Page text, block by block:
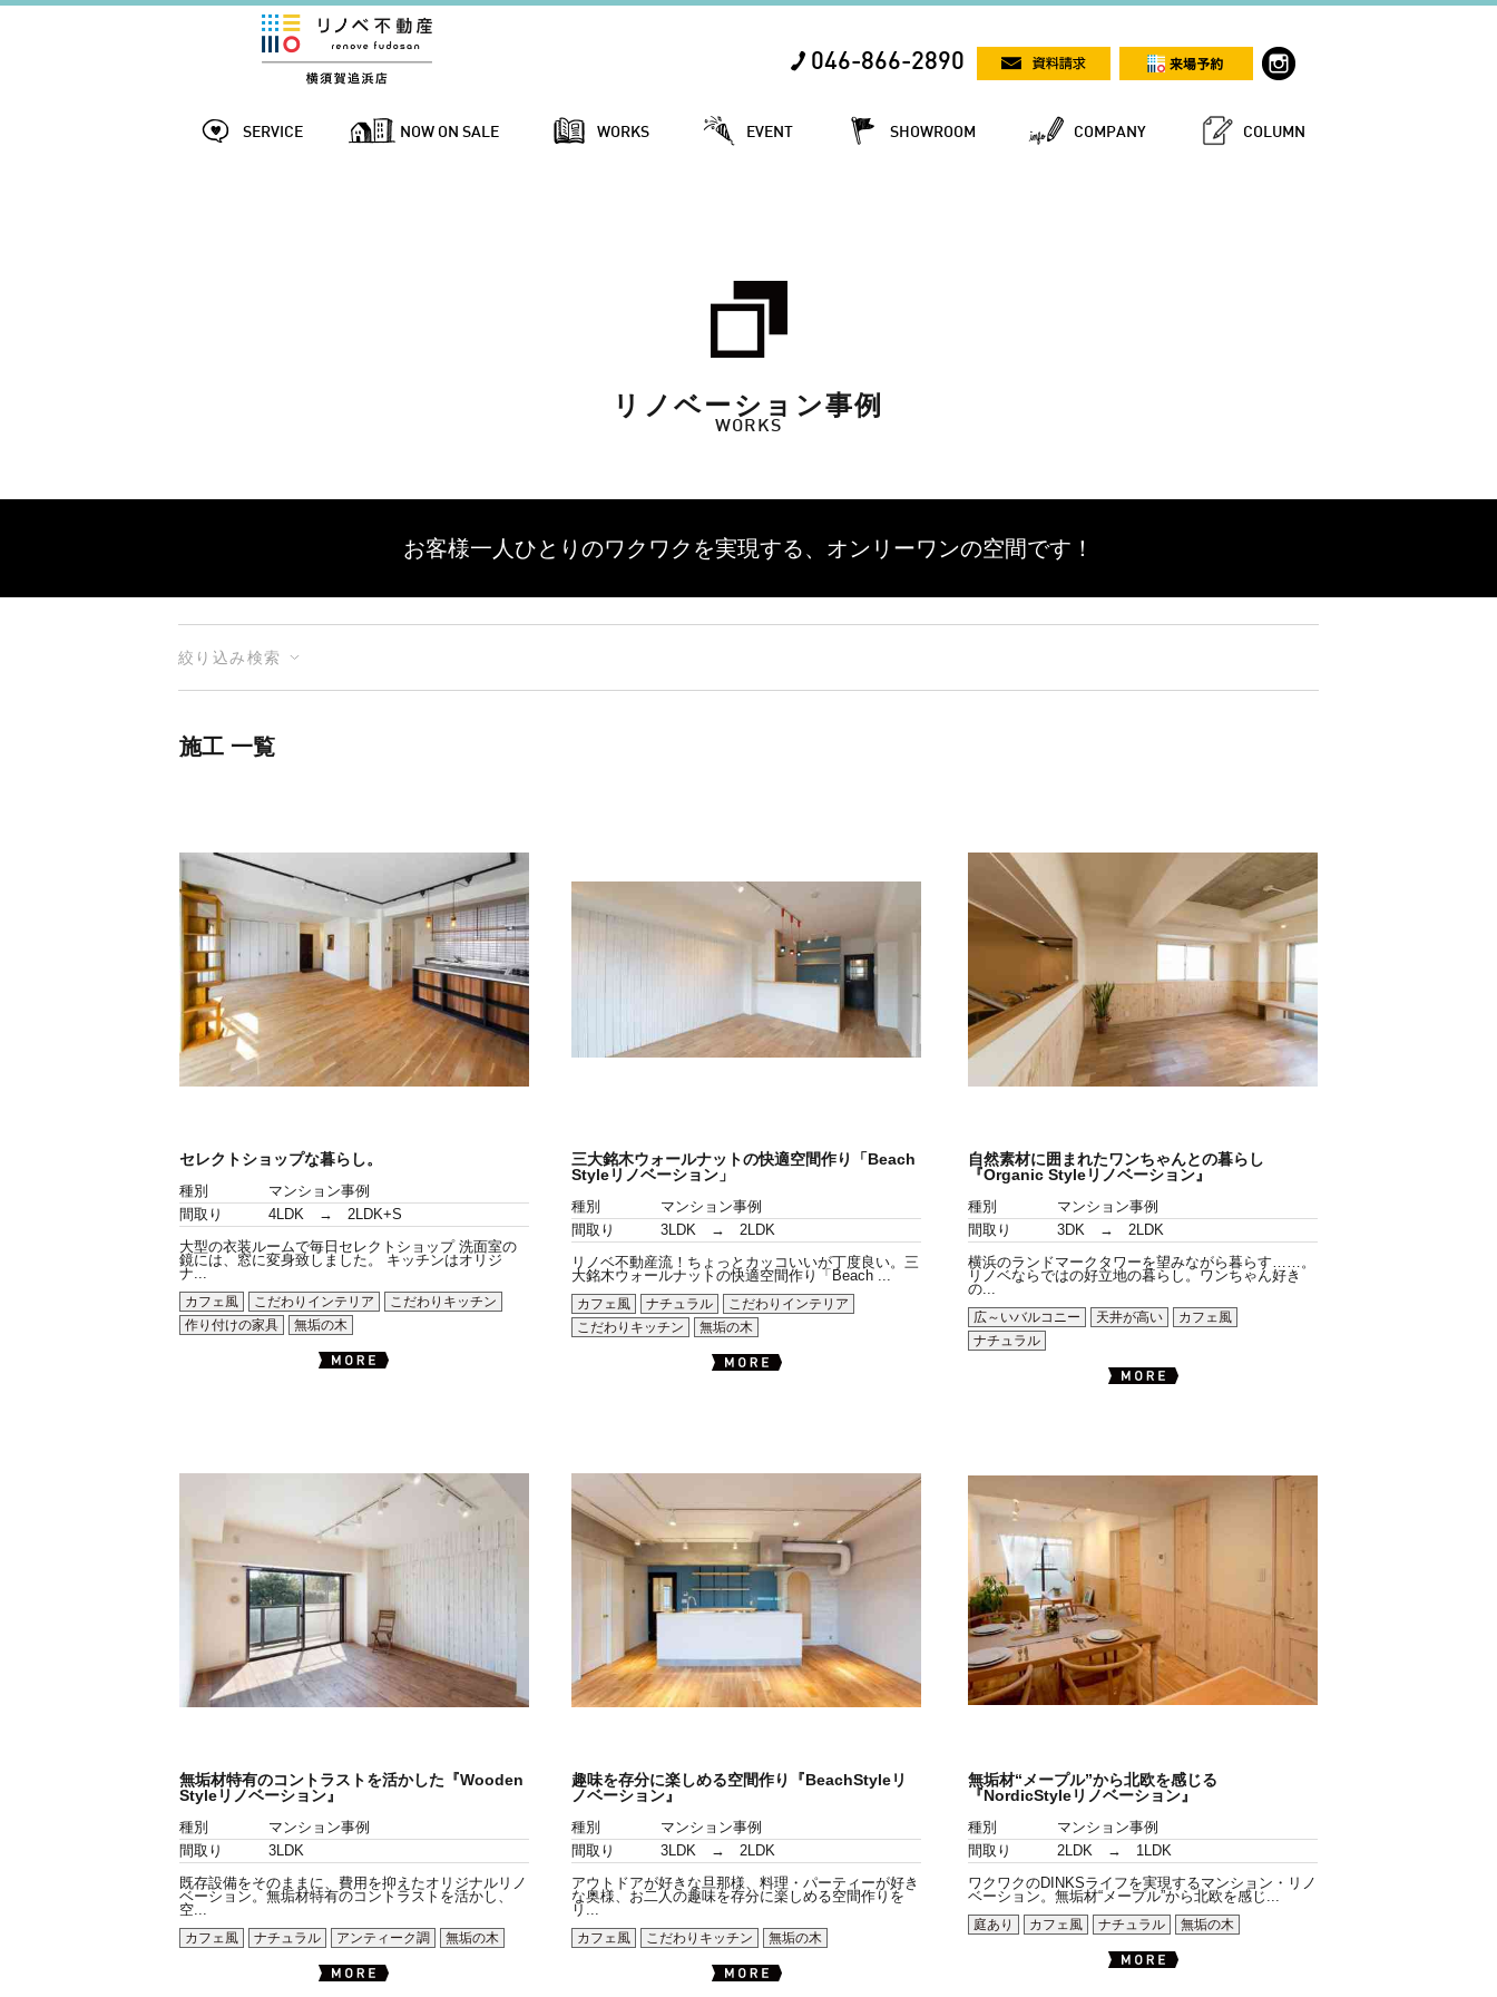
046-866-2890
SERVICE NOW ON SALE WORKS EVENT SHOWROOM COMPANY COLUMN
リノベーション事例
WORKS
お客様一人ひとりのワクワクを実現する、 オンリーワンの空間です！
絞り込み検索
施工 一覧
セレクトショップな暮らし。
種別
マンション事例
間取り
4LDK → 2LDK+S
大型の衣装ルームで毎日セレクトショップ 洗面室の
鏡には、窓に変身致しました。 キッチンはオリジ
ナ...
カフェ風
こだわりインテリア
こだわりキッチン
作り付けの家具
無垢の木
三大銘木ウォールナットの快適空間作り「Beach
Styleリノベーション」
種別
マンション事例
間取り
3LDK → 2LDK
リノベ不動産流！ちょっとカッコいいが丁度良い。三
大銘木ウォールナットの快適空間作り「Beach ...
カフェ風
ナチュラル
こだわりインテリア
こだわりキッチン
無垢の木
自然素材に囲まれたワンちゃんとの暮らし
『Organic Styleリノベーション』
種別
マンション事例
間取り
3DK → 2LDK
横浜のランドマークタワーを望みながら暮らす……。
リノベならではの好立地の暮らし。ワンちゃん好き
の...
広～いバルコニー
天井が高い
カフェ風
ナチュラル
無垢材特有のコントラストを活かした『Wooden
Styleリノベーション』
種別
マンション事例
間取り
3LDK
既存設備をそのままに、費用を抑えたオリジナルリノ
ベーション。無垢材特有のコントラストを活かし、
空...
カフェ風
ナチュラル アンティーク調 無垢の木
趣味を存分に楽しめる空間作り『BeachStyleリ
ノベーション』
種別
マンション事例
間取り
3LDK → 2LDK
アウトドアが好きな旦那様、料理・パーティーが好き
な奥様、お二人の趣味を存分に楽しめる空間作りを
リ...
カフェ風
こだわりキッチン 無垢の木
無垢材“メープル”から北欧を感じる
『NordicStyleリノベーション』
種別
マンション事例
間取り
2LDK → 1LDK
ワクワクのDINKSライフを実現するマンション・リノ
ベーション。無垢材“メープル”から北欧を感じ...
庭あり
カフェ風 ナチュラル 無垢の木